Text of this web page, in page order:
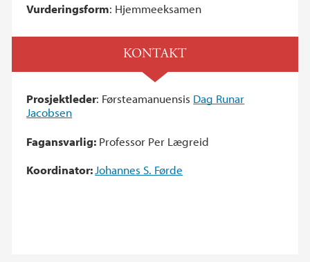
Vurderingsform: Hjemmeeksamen
KONTAKT
Prosjektleder: Førsteamanuensis Dag Runar
Jacobsen
Fagansvarlig: Professor Per Lægreid
Koordinator: Johannes S. Førde